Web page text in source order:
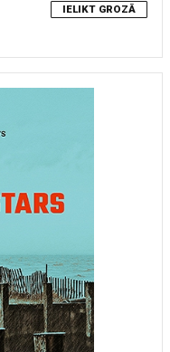
IELIKT GROZĀ